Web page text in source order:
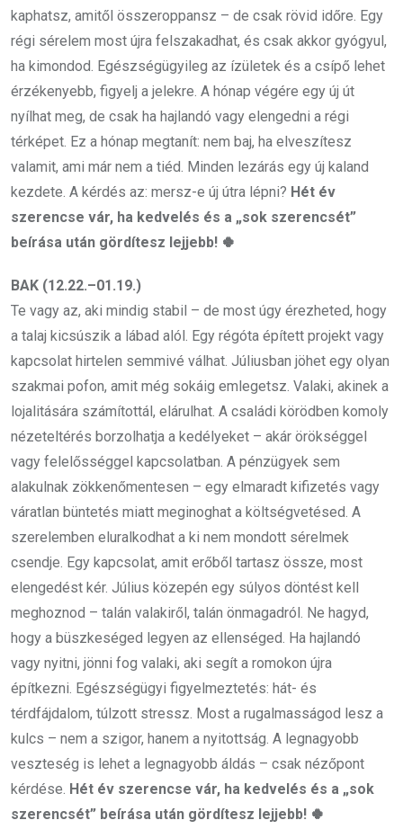
kaphatsz, amitől összeroppansz – de csak rövid időre. Egy
régi sérelem most újra felszakadhat, és csak akkor gyógyul,
ha kimondod. Egészségügyileg az ízületek és a csípő lehet
érzékenyebb, figyelj a jelekre. A hónap végére egy új út
nyílhat meg, de csak ha hajlandó vagy elengedni a régi
térképet. Ez a hónap megtanít: nem baj, ha elveszítesz
valamit, ami már nem a tiéd. Minden lezárás egy új kaland
kezdete. A kérdés az: mersz-e új útra lépni? Hét év
szerencse vár, ha kedvelés és a „sok szerencsét”
beírása után gördítesz lejjebb! 🍀
BAK (12.22.–01.19.)
Te vagy az, aki mindig stabil – de most úgy érezheted, hogy
a talaj kicsúszik a lábad alól. Egy régóta épített projekt vagy
kapcsolat hirtelen semmivé válhat. Júliusban jöhet egy olyan
szakmai pofon, amit még sokáig emlegetsz. Valaki, akinek a
lojalitására számítottál, elárulhat. A családi körödben komoly
nézeteltérés borzolhatja a kedélyeket – akár örökséggel
vagy felelősséggel kapcsolatban. A pénzügyek sem
alakulnak zökkenőmentesen – egy elmaradt kifizetés vagy
váratlan büntetés miatt meginoghat a költségvetésed. A
szerelemben eluralkodhat a ki nem mondott sérelmek
csendje. Egy kapcsolat, amit erőből tartasz össze, most
elengedést kér. Július közepén egy súlyos döntést kell
meghoznod – talán valakiről, talán önmagadról. Ne hagyd,
hogy a büszkeséged legyen az ellenséged. Ha hajlandó
vagy nyitni, jönni fog valaki, aki segít a romokon újra
építkezni. Egészségügyi figyelmeztetés: hát- és
térdfájdalom, túlzott stressz. Most a rugalmasságod lesz a
kulcs – nem a szigor, hanem a nyitottság. A legnagyobb
veszteség is lehet a legnagyobb áldás – csak nézőpont
kérdése. Hét év szerencse vár, ha kedvelés és a „sok
szerencsét” beírása után gördítesz lejjebb! 🍀